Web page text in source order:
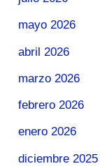
mayo 2026
abril 2026
marzo 2026
febrero 2026
enero 2026
diciembre 2025